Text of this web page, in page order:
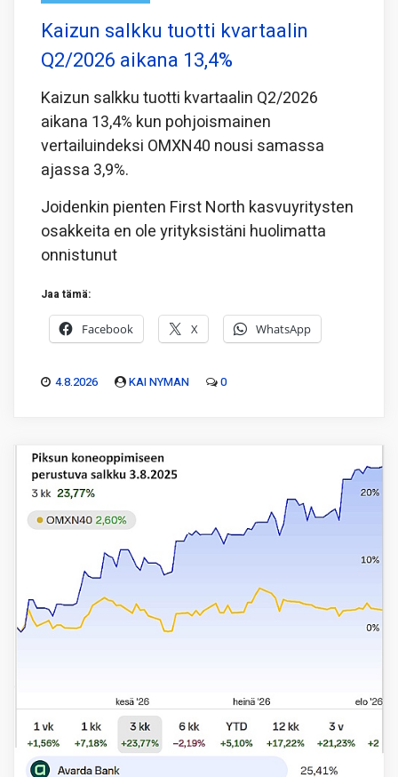
Kaizun salkku tuotti kvartaalin
Q2/2026 aikana 13,4%
Kaizun salkku tuotti kvartaalin Q2/2026
aikana 13,4% kun pohjoismainen
vertailuindeksi OMXN40 nousi samassa
ajassa 3,9%.
Joidenkin pienten First North kasvuyritysten
osakkeita en ole yrityksistäni huolimatta
onnistunut
Jaa tämä:
Facebook X WhatsApp
4.8.2026 KAI NYMAN 0